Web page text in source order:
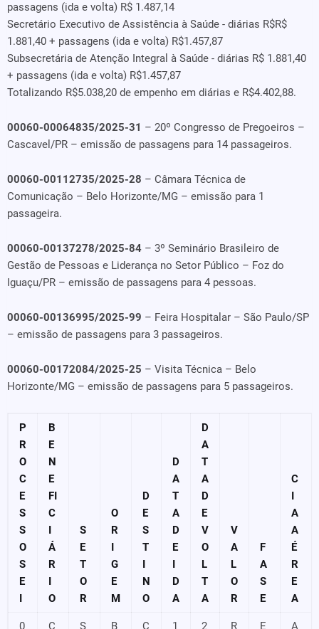
passagens (ida e volta) R$ 1.487,14
Secretário Executivo de Assistência à Saúde - diárias R$R$
1.881,40 + passagens (ida e volta) R$1.457,87
Subsecretária de Atenção Integral à Saúde - diárias R$ 1.881,40
+ passagens (ida e volta) R$1.457,87
Totalizando R$5.038,20 de empenho em diárias e R$4.402,88.
00060-00064835/2025-31 – 20º Congresso de Pregoeiros –
Cascavel/PR – emissão de passagens para 14 passageiros.
00060-00112735/2025-28 – Câmara Técnica de
Comunicação – Belo Horizonte/MG – emissão para 1
passageira.
00060-00137278/2025-84 – 3º Seminário Brasileiro de
Gestão de Pessoas e Liderança no Setor Público – Foz do
Iguaçu/PR – emissão de passagens para 4 pessoas.
00060-00136995/2025-99 – Feira Hospitalar – São Paulo/SP
– emissão de passagens para 3 passageiros.
00060-00172084/2025-25 – Visita Técnica – Belo
Horizonte/MG – emissão de passagens para 5 passageiros.
P
R
O
C
E
S
S
O
S
E
I
B
E
N
E
FI
C
I
Á
R
I
O
S
E
T
O
R
O
R
I
G
E
M
D
E
S
T
I
N
O
D
A
T
A
D
E
I
D
A
D
A
T
A
D
E
V
O
L
T
A
V
A
L
O
R
F
A
S
E
C
I
A
A
É
R
E
A
0
C
S
B
C
1
2
R
E
A